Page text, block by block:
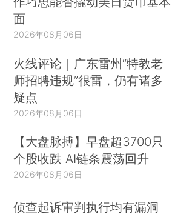
面
2026年08月06日
火线评论｜广东雷州“特教老
师招聘违规”很雷，仍有诸多
疑点
2026年08月06日
【大盘脉搏】早盘超3700只
个股收跌 AI链条震荡回升
2026年08月06日
侦查起诉审判执行均有漏洞